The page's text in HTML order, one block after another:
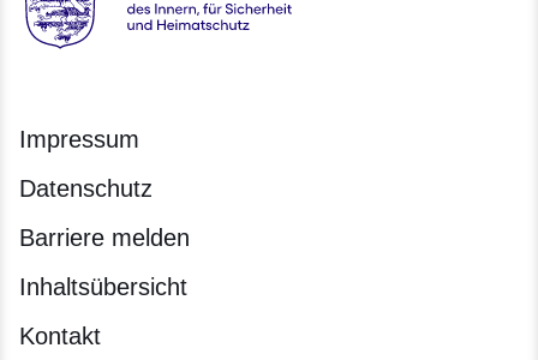
Hessen - Hessisches Ministerium des Innern, für Sicherheit
Impressum
Datenschutz
Barriere melden
Inhaltsübersicht
Kontakt